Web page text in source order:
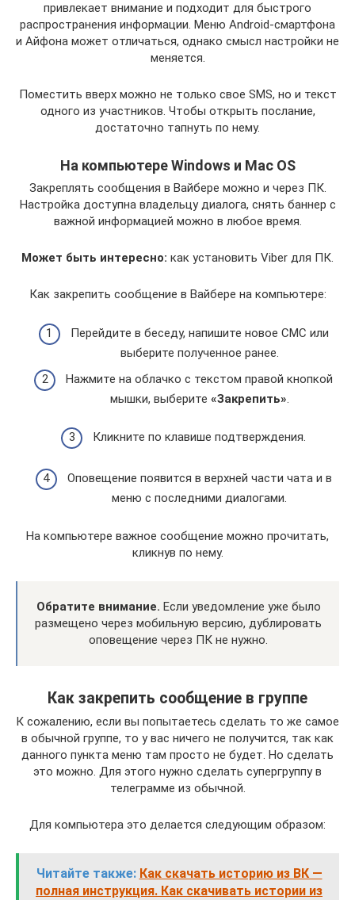
привлекает внимание и подходит для быстрого
распространения информации. Меню Android-смартфона
и Айфона может отличаться, однако смысл настройки не
меняется.
Поместить вверх можно не только свое SMS, но и текст
одного из участников. Чтобы открыть послание,
достаточно тапнуть по нему.
На компьютере Windows и Mac OS
Закреплять сообщения в Вайбере можно и через ПК.
Настройка доступна владельцу диалога, снять баннер с
важной информацией можно в любое время.
Может быть интересно: как установить Viber для ПК.
Как закрепить сообщение в Вайбере на компьютере:
Перейдите в беседу, напишите новое СМС или
выберите полученное ранее.
Нажмите на облачко с текстом правой кнопкой
мышки, выберите «Закрепить».
Кликните по клавише подтверждения.
Оповещение появится в верхней части чата и в
меню с последними диалогами.
На компьютере важное сообщение можно прочитать,
кликнув по нему.
Обратите внимание. Если уведомление уже было
размещено через мобильную версию, дублировать
оповещение через ПК не нужно.
Как закрепить сообщение в группе
К сожалению, если вы попытаетесь сделать то же самое
в обычной группе, то у вас ничего не получится, так как
данного пункта меню там просто не будет. Но сделать
это можно. Для этого нужно сделать супергруппу в
телеграмме из обычной.
Для компьютера это делается следующим образом:
Читайте также: Как скачать историю из ВК —
полная инструкция. Как скачивать истории из